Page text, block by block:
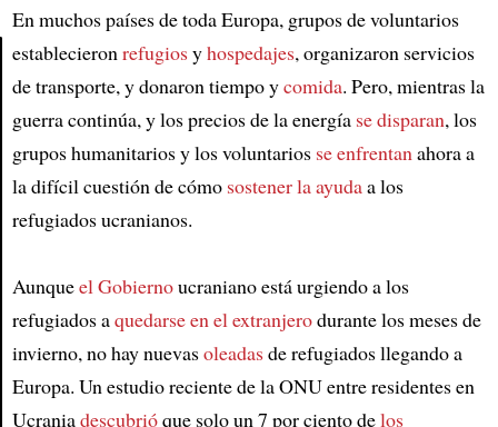
En muchos países de toda Europa, grupos de voluntarios
establecieron refugiosyhospedajes, organizaron servicios
de transporte, y donaron tiempo ycomida. Pero, mientras la
guerra continúa, y los precios de la energía se disparan, los
grupos humanitarios y los voluntarios se enfrentan ahora a
la difícil cuestión de cómo sostenerla ayudaa los
refugiados ucranianos.
Aunqueel Gobiernoucraniano está urgiendo a los
refugiados aquedarse en el extranjerodurante los meses de
invierno, no hay nuevasoleadasde refugiados llegando a
Europa. Un estudio reciente de la ONU entre residentes en
Ucraniadescubrióque solo un 7 por ciento delos